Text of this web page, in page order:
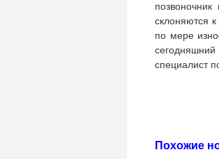
склоняются
по мере
специалист
Похожие